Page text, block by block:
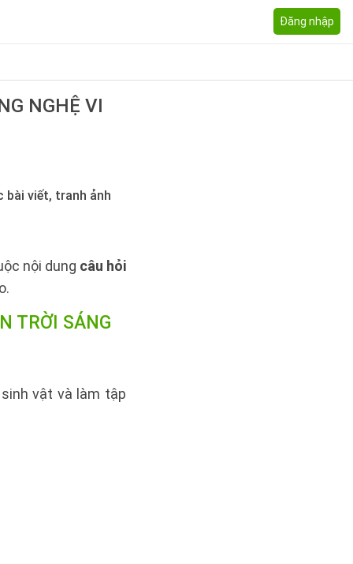
Đăng nhập
NGHỆ VI
bài viết, tranh ảnh
nội dung câu hỏi
TRỜI SÁNG
vật và làm tập